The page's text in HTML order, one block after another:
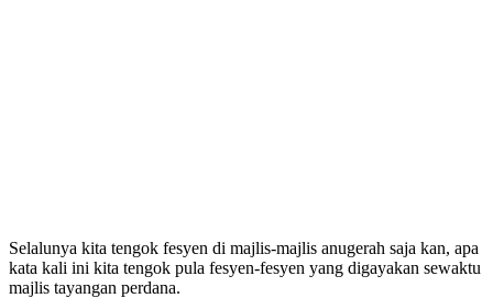
Selalunya kita tengok fesyen di majlis-majlis anugerah saja kan, apa
kata kali ini kita tengok pula fesyen-fesyen yang digayakan sewaktu
majlis tayangan perdana.